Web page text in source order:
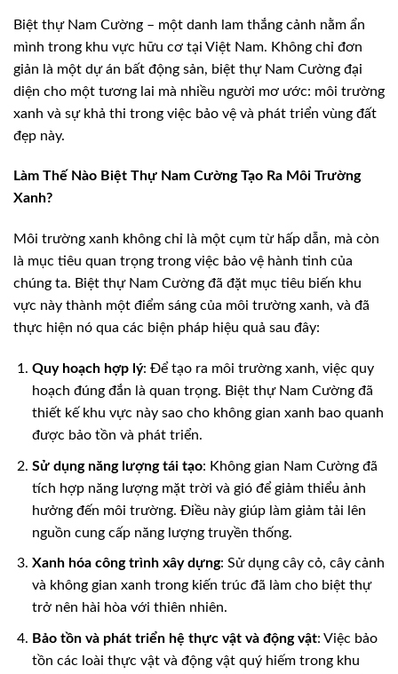
Biệt thự Nam Cường – một danh lam thắng cảnh nằm ẩn
mình trong khu vực hữu cơ tại Việt Nam. Không chỉ đơn
giản là một dự án bất động sản, biệt thự Nam Cường đại
diện cho một tương lai mà nhiều người mơ ước: môi trường
xanh và sự khả thi trong việc bảo vệ và phát triển vùng đất
đẹp này.
Làm Thế Nào Biệt Thự Nam Cường Tạo Ra Môi Trường
Xanh?
Môi trường xanh không chỉ là một cụm từ hấp dẫn, mà còn
là mục tiêu quan trọng trong việc bảo vệ hành tinh của
chúng ta. Biệt thự Nam Cường đã đặt mục tiêu biến khu
vực này thành một điểm sáng của môi trường xanh, và đã
thực hiện nó qua các biện pháp hiệu quả sau đây:
Quy hoạch hợp lý: Để tạo ra môi trường xanh, việc quy
hoạch đúng đắn là quan trọng. Biệt thự Nam Cường đã
thiết kế khu vực này sao cho không gian xanh bao quanh
được bảo tồn và phát triển.
Sử dụng năng lượng tái tạo: Không gian Nam Cường đã
tích hợp năng lượng mặt trời và gió để giảm thiểu ảnh
hưởng đến môi trường. Điều này giúp làm giảm tải lên
nguồn cung cấp năng lượng truyền thống.
Xanh hóa công trình xây dựng: Sử dụng cây cỏ, cây cảnh
và không gian xanh trong kiến trúc đã làm cho biệt thự
trở nên hài hòa với thiên nhiên.
Bảo tồn và phát triển hệ thực vật và động vật: Việc bảo
tồn các loài thực vật và động vật quý hiếm trong khu